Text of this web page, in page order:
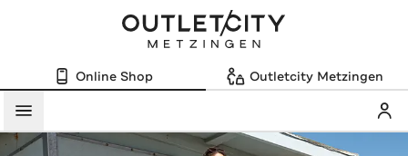
Online Shop Outletcity Metzingen
Menü